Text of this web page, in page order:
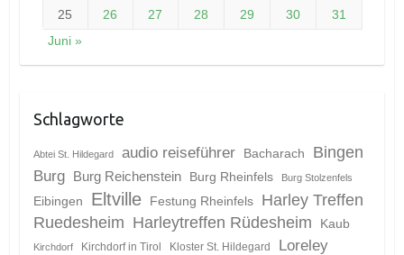
25 26 27 28 29 30
31
Juni »
Schlagworte
Abtei St. Hildegard audio reiseführer Bacharach
Bingen
Burg
Burg Reichenstein Burg Rheinfels Burg Stolzenfels
Eibingen Eltville Festung Rheinfels
Harley Treffen
Ruedesheim Harleytreffen Rüdesheim Kaub
Kirchdorf Kirchdorf in Tirol Kloster St. Hildegard Loreley